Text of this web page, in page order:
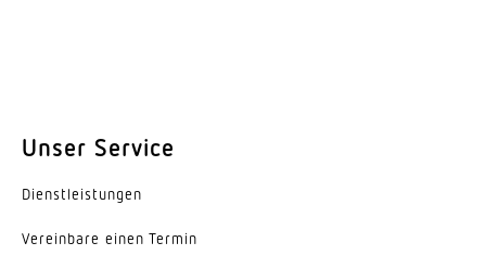
Unser Service
Dienst­leis­tungen
Vereinbare einen Termin